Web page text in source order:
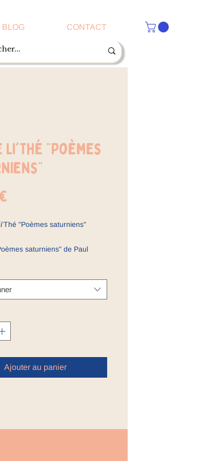
BLOG CONTACT
Li'Thé "Poèmes
"Poèmes saturniens"
saturniens" de Paul
marque-pages et pochette à
parmis "Romance et Folklore"
Ajouter au panier